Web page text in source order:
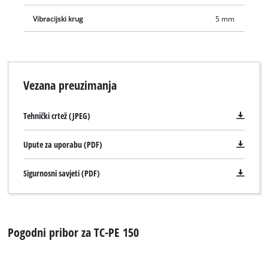
Vibracijski krug 5 mm
Vezana preuzimanja
Tehnički crtež (JPEG)
Upute za uporabu (PDF)
Sigurnosni savjeti (PDF)
Pogodni pribor za TC-PE 150